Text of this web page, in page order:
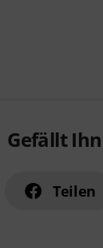
Gefällt
Teilen